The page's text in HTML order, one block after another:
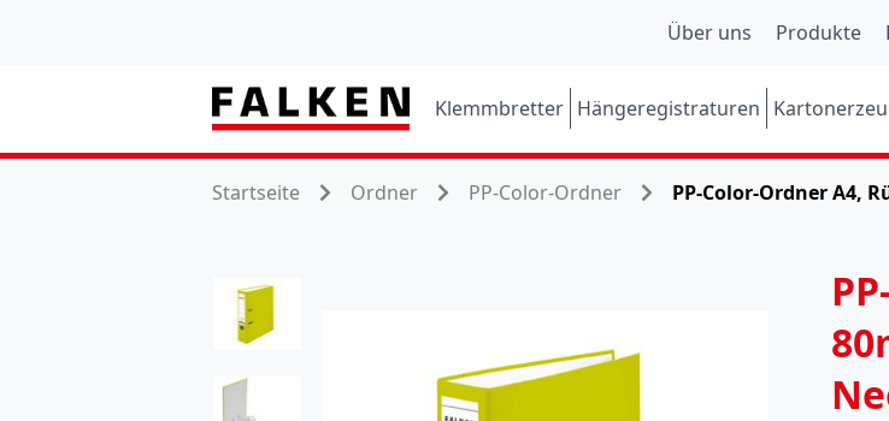
Über uns Produkte
Klemmbretter Hängeregistraturen
Startseite Ordner PP-Color-Ordner PP-Color-Ordner A4,